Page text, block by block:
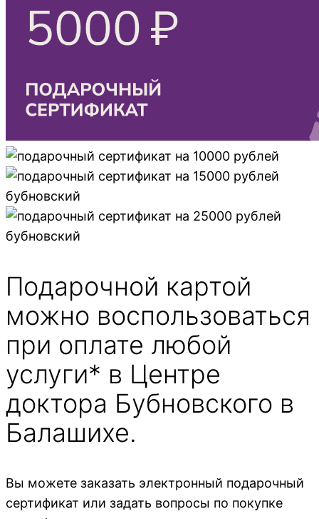
Подарочной картой
можно воспользоваться
при оплате любой
услуги* в Центре
доктора Бубновского в
Балашихе.
Вы можете заказать электронный подарочный
сертификат или задать вопросы по покупке